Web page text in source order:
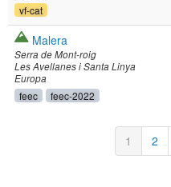
vf-cat
Malera
Serra de Mont-roig
Les Avellanes i Santa Linya
Europa
feec feec-2022
Current
page
1 Page
2